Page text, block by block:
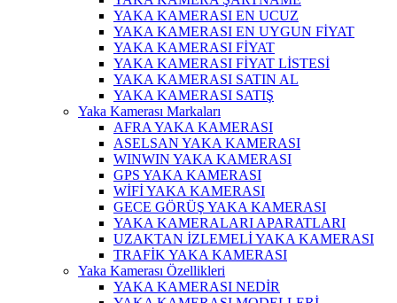
YAKA KAMERASI EN UCUZ
YAKA KAMERASI EN UYGUN FİYAT
YAKA KAMERASI FİYAT
YAKA KAMERASI FİYAT LİSTESİ
YAKA KAMERASI SATIN AL
YAKA KAMERASI SATIŞ
Yaka Kamerası Markaları
AFRA YAKA KAMERASI
ASELSAN YAKA KAMERASI
WINWIN YAKA KAMERASI
GPS YAKA KAMERASI
WİFİ YAKA KAMERASI
GECE GÖRÜŞ YAKA KAMERASI
YAKA KAMERALARI APARATLARI
UZAKTAN İZLEMELİ YAKA KAMERASI
TRAFİK YAKA KAMERASI
Yaka Kamerası Özellikleri
YAKA KAMERASI NEDİR